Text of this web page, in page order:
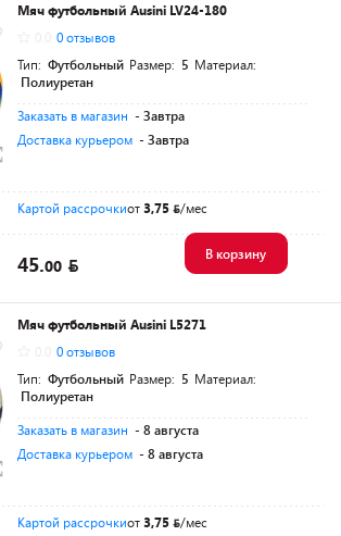
Мяч футбольный Ausini LV24-180
0 отзывов
Тип: Футбольный Размер: 5 Материал:
Полиуретан
Заказать в магазин - Завтра
Доставка курьером - Завтра
Картой рассрочкиот3,75 /мес
45.00
В корзину
Мяч футбольный Ausini L5271
0 отзывов
Тип: Футбольный Размер: 5 Материал:
Полиуретан
Заказать в магазин - 8 августа
Доставка курьером - 8 августа
Картой рассрочкиот3,75 /мес